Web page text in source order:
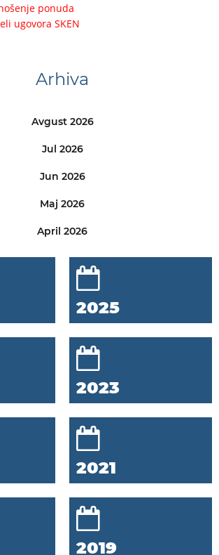
ponuda
ugovora SKEN
Arhiva
Avgust 2026
Jul 2026
Jun 2026
Maj 2026
April 2026
2025
2023
2021
2019